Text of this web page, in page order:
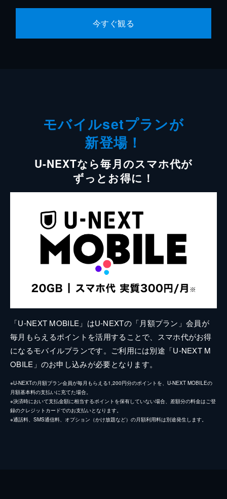
今すぐ観る
モバイルsetプランが
新登場！
U-NEXTなら毎月のスマホ代が
ずっとお得に！
「U-NEXT MOBILE」はU-NEXTの「月額プラン」会員が
毎月もらえるポイントを活用することで、スマホ代がお得
になるモバイルプランです。ご利用には別途「U-NEXT M
OBILE」のお申し込みが必要となります。
※U-NEXTの月額プラン会員が毎月もらえる1,200円分のポイントを、U-NEXT MOBILEの
月額基本料の支払いに充てた場合。
※決済時において支払金額に相当するポイントを保有していない場合、差額分の料金はご登
録のクレジットカードでのお支払いとなります。
※通話料、SMS通信料、オプション（かけ放題など）の月額利用料は別途発生します。